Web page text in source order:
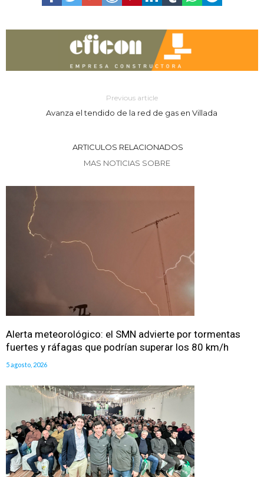
Previous article
Avanza el tendido de la red de gas en Villada
ARTICULOS RELACIONADOS
MAS NOTICIAS SOBRE
Alerta meteorológico: el SMN advierte por tormentas
fuertes y ráfagas que podrían superar los 80 km/h
5 agosto, 2026